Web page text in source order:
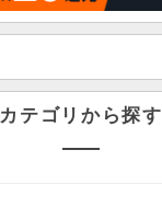
カテゴリから探す